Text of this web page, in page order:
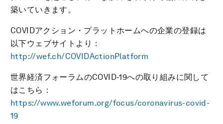
築いていきます。
COVIDアクション・プラットホームへの企業の登録は
以下ウェブサイトより：
http://wef.ch/COVIDActionPlatform
世界経済フォーラムのCOVID-19への取り組みに関して
はこちら：
https://www.weforum.org/focus/coronavirus-covid-
19